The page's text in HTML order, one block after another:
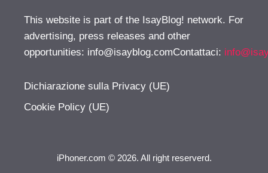
This website is part of the IsayBlog! network. For
advertising, press releases and other
opportunities: info@isayblog.comContattaci:
Dichiarazione sulla Privacy (UE)
Cookie Policy (UE)
iPhoner.com © 2026. All right reserverd.